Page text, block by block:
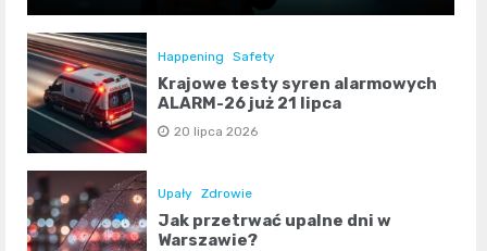
Happening Safety
Krajowe testy syren alarmowych
ALARM-26 już 21 lipca
20 lipca 2026
Upały Zdrowie
Jak przetrwać upalne dni w
Warszawie?